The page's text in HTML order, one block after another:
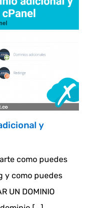
y
como puedes
y como puedes
UN DOMINIO